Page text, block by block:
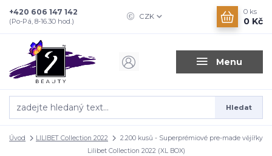
Menu
CZK
Hledat
+420 606 147 142
(Po-Pá, 8-16.30 hod.)
0 ks
0 Kč
Úvod LILIBET Collection 2022
2.200 kusů - Superprémiové pre-made vějířky
Lilibet Collection 2022 (XL BOX)